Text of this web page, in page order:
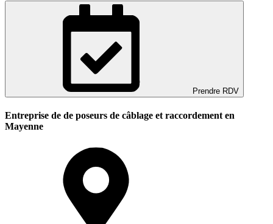
Prendre RDV
Entreprise de de poseurs de câblage et raccordement en
Mayenne